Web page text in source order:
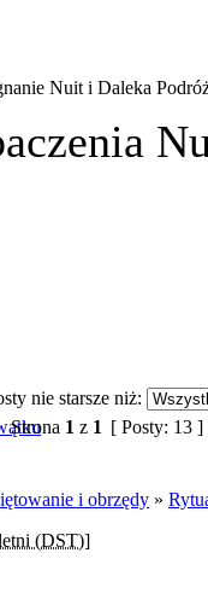
Nuit i Daleka
nie starsze niż:
Strona 1 z 1 [ Posty: 13 ]
i obrzędy »
(DST)]